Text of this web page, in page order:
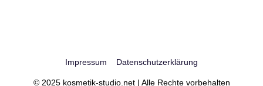
Impressum Datenschutzerklärung
© 2025 kosmetik-studio.net | Alle Rechte vorbehalten